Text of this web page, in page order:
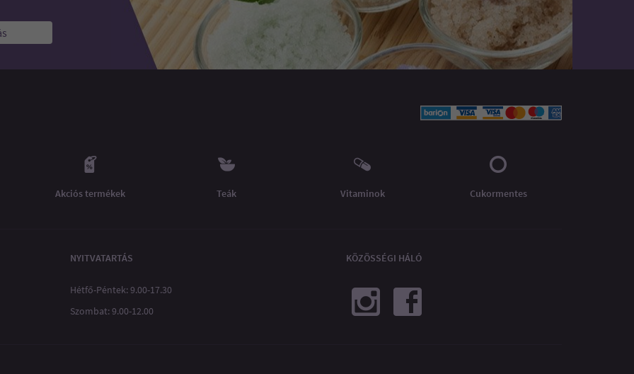
Akciós termékek Teák Vitaminok Cukormentes
NYITVATARTÁS
Hétfő-Péntek: 9.00-17.30
Szombat: 9.00-12.00
KÖZÖSSÉGI HÁLÓ